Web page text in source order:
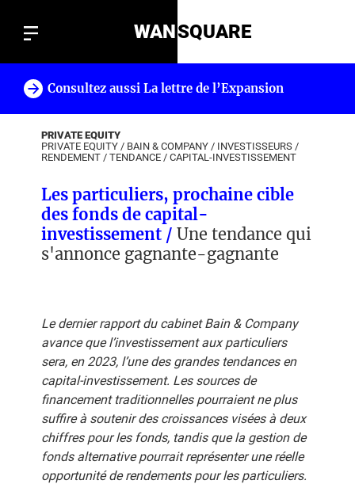
WANSQUARE
Consultez aussi La lettre de l’Expansion
PRIVATE EQUITY
PRIVATE EQUITY / BAIN & COMPANY / INVESTISSEURS /
RENDEMENT / TENDANCE / CAPITAL-INVESTISSEMENT
Les particuliers, prochaine cible
des fonds de capital-
investissement / Une tendance qui
s'annonce gagnante-gagnante
Le dernier rapport du cabinet Bain & Company
avance que l’investissement aux particuliers
sera, en 2023, l’une des grandes tendances en
capital-investissement. Les sources de
financement traditionnelles pourraient ne plus
suffire à soutenir des croissances visées à deux
chiffres pour les fonds, tandis que la gestion de
fonds alternative pourrait représenter une réelle
opportunité de rendements pour les particuliers.